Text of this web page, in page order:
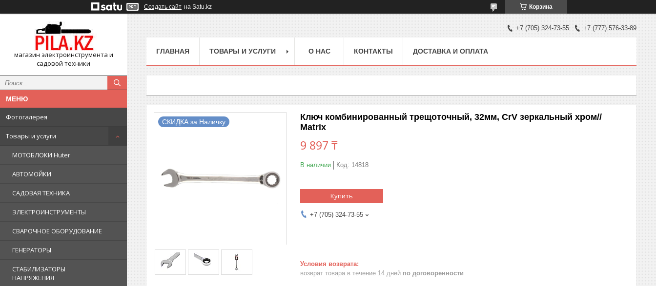
Создать сайт на Satu.kz Корзина
магазин электроинструмента и
садовой техники
Фотогалерея
Товары и услуги
МОТОБЛОКИ Huter
АВТОМОЙКИ
САДОВАЯ ТЕХНИКА
ЭЛЕКТРОИНСТРУМЕНТЫ
СВАРОЧНОЕ ОБОРУДОВАНИЕ
ГЕНЕРАТОРЫ
СТАБИЛИЗАТОРЫ
НАПРЯЖЕНИЯ
+7 (705) 324-73-55 +7 (777) 576-33-89
ГЛАВНАЯ ТОВАРЫ И УСЛУГИ О НАС КОНТАКТЫ ДОСТАВКА И ОПЛАТА
СКИДКА за Наличку
Ключ комбинированный трещоточный, 32мм, CrV зеркальный хром//
Matrix
9 897 ₸
В наличии Код: 14818
Купить
+7 (705) 324-73-55
возврат товара в течение 14 дней по договоренности